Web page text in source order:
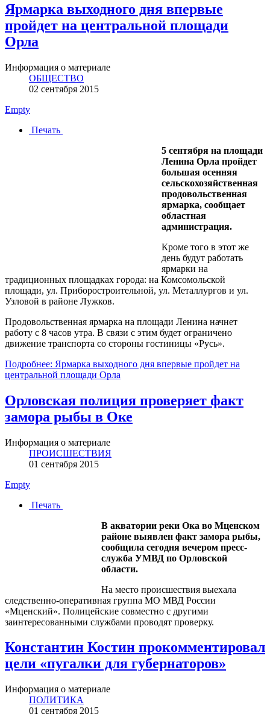
Ярмарка выходного дня впервые
пройдет на центральной площади
Орла
Информация о материале
ОБЩЕСТВО
02 сентября 2015
Empty
Печать
5 сентября на площади
Ленина Орла пройдет
большая осенняя
сельскохозяйственная
продовольственная
ярмарка, сообщает
областная
администрация.
Кроме того в этот же
день будут работать
ярмарки на
традиционных площадках города: на Комсомольской
площади, ул. Приборостроительной, ул. Металлургов и ул.
Узловой в районе Лужков.
Продовольственная ярмарка на площади Ленина начнет
работу с 8 часов утра. В связи с этим будет ограничено
движение транспорта со стороны гостиницы «Русь».
Подробнее: Ярмарка выходного дня впервые пройдет на
центральной площади Орла
Орловская полиция проверяет факт
замора рыбы в Оке
Информация о материале
ПРОИСШЕСТВИЯ
01 сентября 2015
Empty
Печать
В акватории реки Ока во Мценском
районе выявлен факт замора рыбы,
сообщила сегодня вечером пресс-
служба УМВД по Орловской
области.
На место происшествия выехала
следственно-оперативная группа МО МВД России
«Мценский». Полицейские совместно с другими
заинтересованными службами проводят проверку.
Константин Костин прокомментировал
цели «пугалки для губернаторов»
Информация о материале
ПОЛИТИКА
01 сентября 2015